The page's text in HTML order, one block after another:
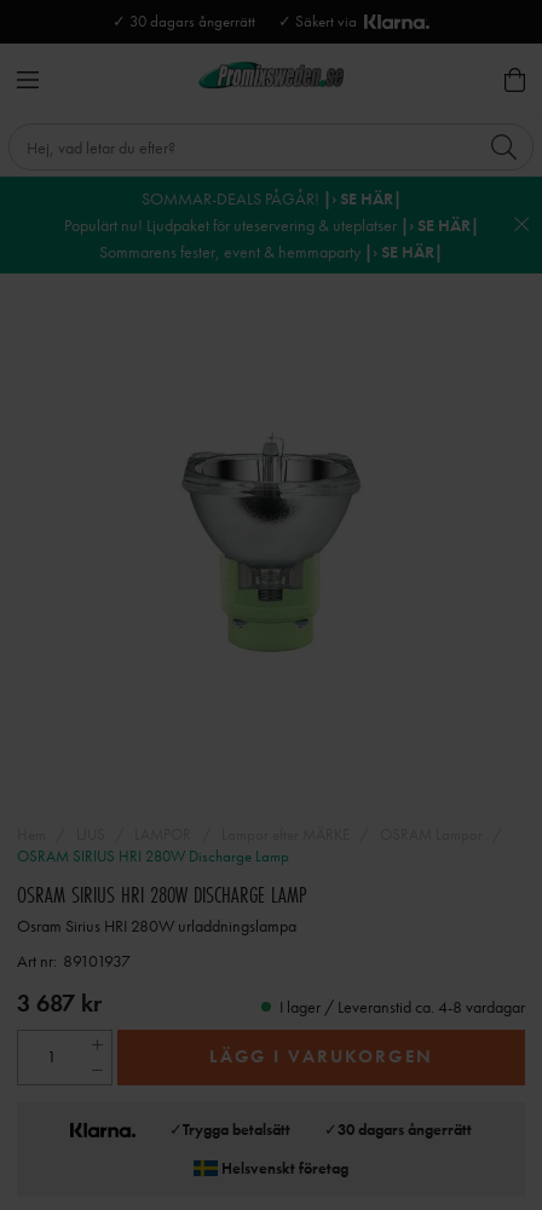
✓ 30 dagars ångerrätt ✓ Säkert via
SOMMAR-DEALS PÅGÅR! |› SE HÄR|
Populärt nu! Ljudpaket för uteservering & uteplatser |› SE HÄR|
Sommarens fester, event & hemmaparty |› SE HÄR|
OSRAM SIRIUS HRI 280W Discharge Lamp
OSRAM SIRIUS HRI 280W DISCHARGE LAMP
Osram Sirius HRI 280W urladdningslampa
Art nr: 89101937
3 687 kr I lager / Leveranstid ca. 4-8 vardagar
LÄGG I VARUKORGEN
✓Trygga betalsätt ✓30 dagars ångerrätt
Helsvenskt företag